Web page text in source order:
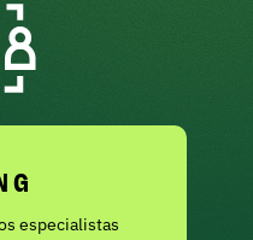
especialistas